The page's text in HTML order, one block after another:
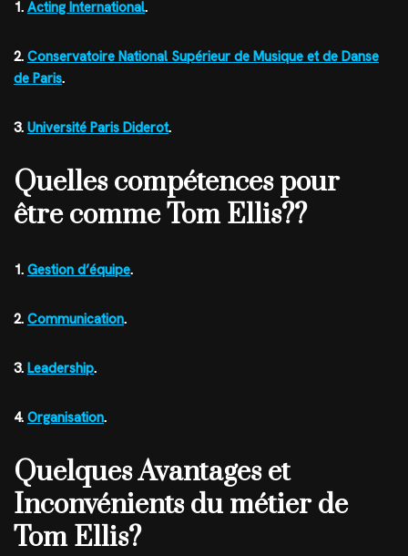
1. Acting International.
2. Conservatoire National Supérieur de Musique et de Danse
de Paris.
3. Université Paris Diderot.
Quelles compétences pour
être comme Tom Ellis??
1. Gestion d’équipe.
2. Communication.
3. Leadership.
4. Organisation.
Quelques Avantages et
Inconvénients du métier de
Tom Ellis?